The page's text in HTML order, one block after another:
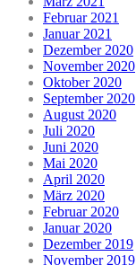
Februar 2021
Januar 2021
Dezember 2020
November 2020
Oktober 2020
September 2020
August 2020
Juli 2020
Juni 2020
Mai 2020
April 2020
März 2020
Februar 2020
Januar 2020
Dezember 2019
November 2019